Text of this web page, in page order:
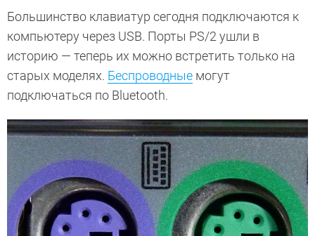
Большинство клавиатур сегодня подключаются к
компьютеру через USB. Порты PS/2 ушли в
историю — теперь их можно встретить только на
старых моделях. Беспроводные могут
подключаться по Bluetooth.